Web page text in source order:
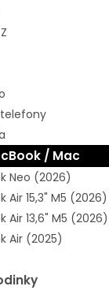
/ Mac
Neo (2026)
Air 15,3" M5 (2026)
Air 13,6" M5 (2026)
Air (2025)